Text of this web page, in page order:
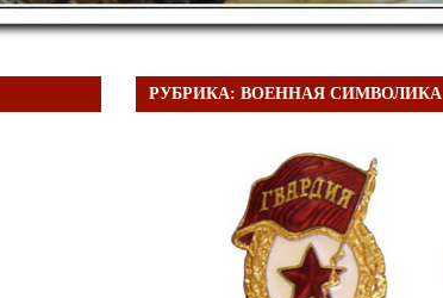
РУБРИКА:ВОЕННАЯ СИМВОЛИКА